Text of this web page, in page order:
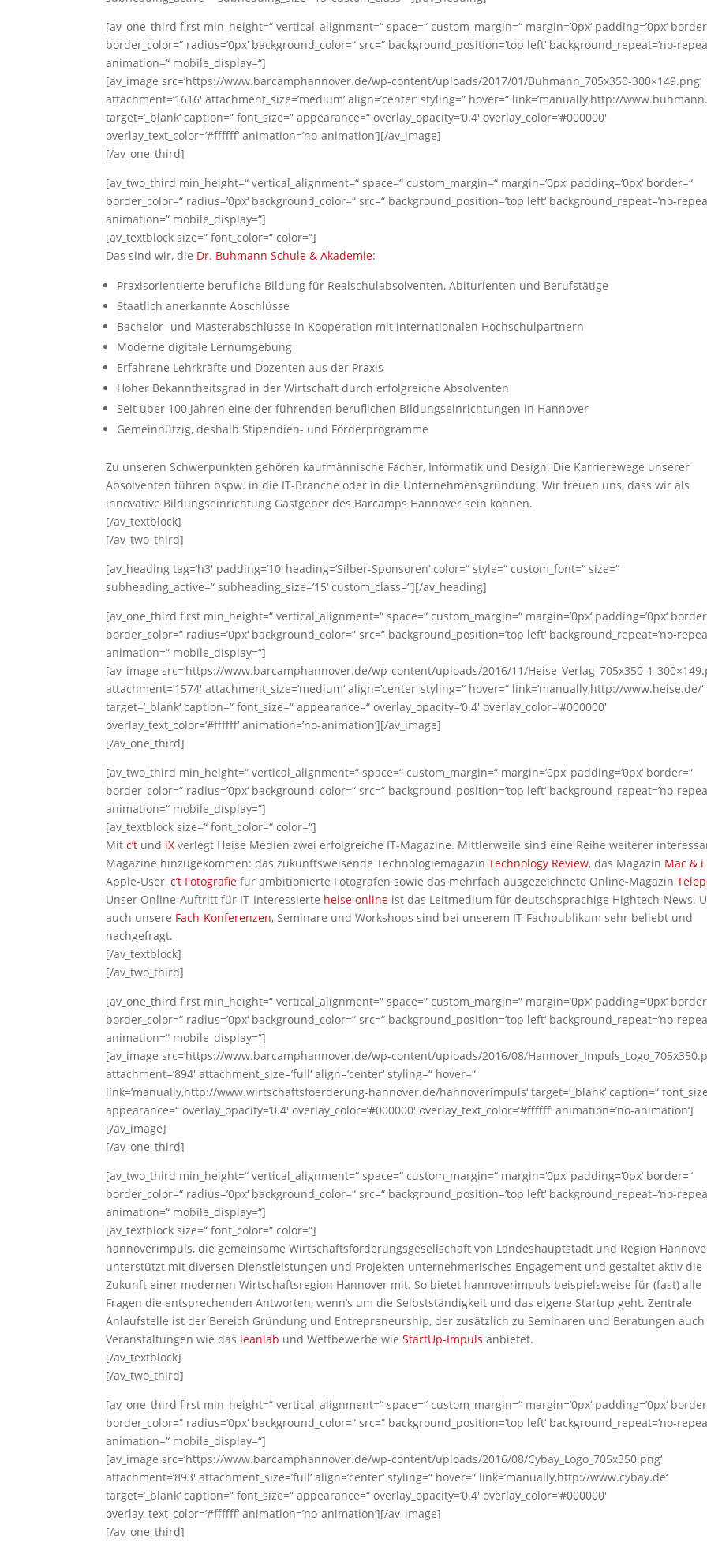
[av_one_third first min_height=“ vertical_alignment=“ space=“ custom_margin=“ margin=’0px‘ padding=’0px‘
border_color=“ radius=’0px‘ background_color=“ src=“ background_position=’top left‘ background_repeat=’no-
animation=“ mobile_display=“]
[av_image src=’https://www.barcamphannover.de/wp-content/uploads/2017/01/Buhmann_705x350-300×149.png‘
attachment=’1616′ attachment_size=’medium‘ align=’center‘ styling=“ hover=“ link=’manually,http://
target=’_blank‘ caption=“ font_size=“ appearance=“ overlay_opacity=’0.4′ overlay_color=’#000000′
overlay_text_color=’#ffffff‘ animation=’no-animation‘][/av_image]
[/av_one_third]
[av_two_third min_height=“ vertical_alignment=“ space=“ custom_margin=“ margin=’0px‘ padding=’0px‘ border=“
border_color=“ radius=’0px‘ background_color=“ src=“ background_position=’top left‘ background_repeat=’no-
animation=“ mobile_display=“]
[av_textblock size=“ font_color=“ color=“]
Das sind wir, die Dr. Buhmann Schule & Akademie:
Praxisorientierte berufliche Bildung für Realschulabsolventen, Abiturienten und Berufstätige
Staatlich anerkannte Abschlüsse
Bachelor- und Masterabschlüsse in Kooperation mit internationalen Hochschulpartnern
Moderne digitale Lernumgebung
Erfahrene Lehrkräfte und Dozenten aus der Praxis
Hoher Bekanntheitsgrad in der Wirtschaft durch erfolgreiche Absolventen
Seit über 100 Jahren eine der führenden beruflichen Bildungseinrichtungen in Hannover
Gemeinnützig, deshalb Stipendien- und Förderprogramme
Zu unseren Schwerpunkten gehören kaufmännische Fächer, Informatik und Design. Die Karrierewege unserer
Absolventen führen bspw. in die IT-Branche oder in die Unternehmensgründung. Wir freuen uns, dass wir als
innovative Bildungseinrichtung Gastgeber des Barcamps Hannover sein können.
[/av_textblock]
[/av_two_third]
[av_heading tag=’h3′ padding=’10‘ heading=’Silber-Sponsoren‘ color=“ style=“ custom_font=“ size=“
subheading_active=“ subheading_size=’15‘ custom_class=“][/av_heading]
[av_one_third first min_height=“ vertical_alignment=“ space=“ custom_margin=“ margin=’0px‘ padding=’0px‘
border_color=“ radius=’0px‘ background_color=“ src=“ background_position=’top left‘ background_repeat=’no-
animation=“ mobile_display=“]
[av_image src=’https://www.barcamphannover.de/wp-content/uploads/2016/11/Heise_Verlag_705x350-1-
attachment=’1574′ attachment_size=’medium‘ align=’center‘ styling=“ hover=“ link=’manually,http://www.heise.de/‘
target=’_blank‘ caption=“ font_size=“ appearance=“ overlay_opacity=’0.4′ overlay_color=’#000000′
overlay_text_color=’#ffffff‘ animation=’no-animation‘][/av_image]
[/av_one_third]
[av_two_third min_height=“ vertical_alignment=“ space=“ custom_margin=“ margin=’0px‘ padding=’0px‘ border=“
border_color=“ radius=’0px‘ background_color=“ src=“ background_position=’top left‘ background_repeat=’no-
animation=“ mobile_display=“]
[av_textblock size=“ font_color=“ color=“]
Mitc’t und iX verlegt Heise Medien zwei erfolgreiche IT-Magazine. Mittlerweile sind eine Reihe weiterer
Magazine hinzugekommen: das zukunftsweisende TechnologiemagazinTechnology Review, das Magazin Mac & i
Apple-User,c’t Fotografie für ambitionierte Fotografen sowie das mehrfach ausgezeichnete Online-Magazin
Unser Online-Auftritt für IT-Interessierte heise online ist das Leitmedium für deutschsprachige Hightech-News.
auch unsere Fach-Konferenzen, Seminare und Workshops sind bei unserem IT-Fachpublikum sehr beliebt und
nachgefragt.
[/av_textblock]
[/av_two_third]
[av_one_third first min_height=“ vertical_alignment=“ space=“ custom_margin=“ margin=’0px‘ padding=’0px‘
border_color=“ radius=’0px‘ background_color=“ src=“ background_position=’top left‘ background_repeat=’no-
animation=“ mobile_display=“]
[av_image src=’https://www.barcamphannover.de/wp-content/uploads/2016/08/
attachment=’894′ attachment_size=’full‘ align=’center‘ styling=“ hover=“
link=’manually,http://www.wirtschaftsfoerderung-hannover.de/hannoverimpuls‘ target=’_blank‘ caption=“
appearance=“ overlay_opacity=’0.4′ overlay_color=’#000000′ overlay_text_color=’#ffffff‘ animation=’no-animation‘]
[/av_image]
[/av_one_third]
[av_two_third min_height=“ vertical_alignment=“ space=“ custom_margin=“ margin=’0px‘ padding=’0px‘ border=“
border_color=“ radius=’0px‘ background_color=“ src=“ background_position=’top left‘ background_repeat=’no-
animation=“ mobile_display=“]
[av_textblock size=“ font_color=“ color=“]
hannoverimpuls, die gemeinsame Wirtschaftsförderungsgesellschaft von Landeshauptstadt und Region
unterstützt mit diversen Dienstleistungen und Projekten unternehmerisches Engagement und gestaltet aktiv die
Zukunft einer modernen Wirtschaftsregion Hannover mit. So bietet hannoverimpuls beispielsweise für (fast) alle
Fragen die entsprechenden Antworten, wenn’s um die Selbstständigkeit und das eigene Startup geht. Zentrale
Anlaufstelle ist der Bereich Gründung und Entrepreneurship, der zusätzlich zu Seminaren und Beratungen auch
Veranstaltungen wie das leanlab und Wettbewerbe wieStartUp-Impuls anbietet.
[/av_textblock]
[/av_two_third]
[av_one_third first min_height=“ vertical_alignment=“ space=“ custom_margin=“ margin=’0px‘ padding=’0px‘
border_color=“ radius=’0px‘ background_color=“ src=“ background_position=’top left‘ background_repeat=’no-
animation=“ mobile_display=“]
[av_image src=’https://www.barcamphannover.de/wp-content/uploads/2016/08/Cybay_Logo_705x350.png‘
attachment=’893′ attachment_size=’full‘ align=’center‘ styling=“ hover=“ link=’manually,http://www.cybay.de‘
target=’_blank‘ caption=“ font_size=“ appearance=“ overlay_opacity=’0.4′ overlay_color=’#000000′
overlay_text_color=’#ffffff‘ animation=’no-animation‘][/av_image]
[/av_one_third]